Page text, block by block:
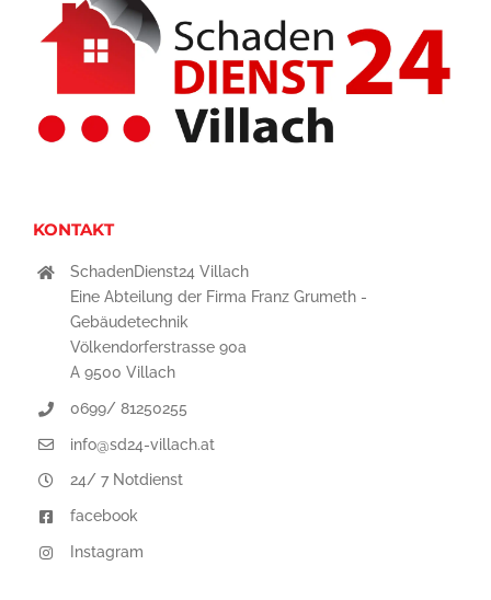
KONTAKT
SchadenDienst24 Villach
Eine Abteilung der Firma Franz Grumeth -
Gebäudetechnik
Völkendorferstrasse 90a
A 9500 Villach
0699/ 81250255
info@sd24-villach.at
24/ 7 Notdienst
facebook
Instagram